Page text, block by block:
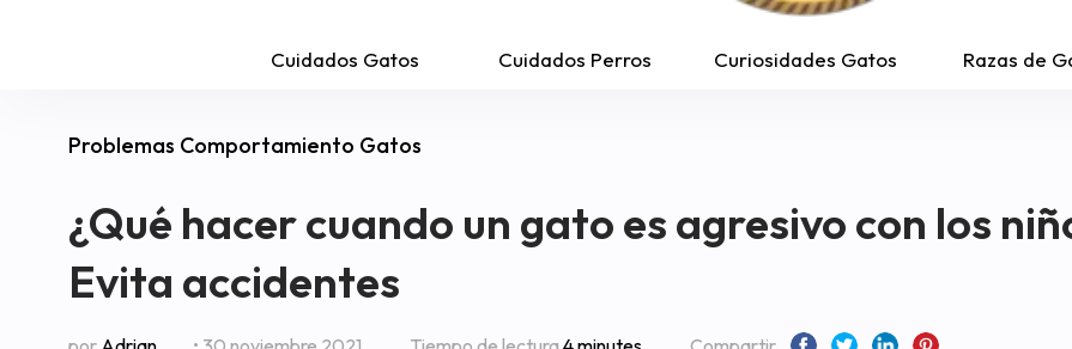
Cuidados Gatos Cuidados Perros Curiosidades Gatos Razas de
Problemas Comportamiento Gatos
¿Qué hacer cuando un gato es agresivo con los
Evita accidentes